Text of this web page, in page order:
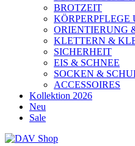
BROTZEIT
KÖRPERPFLEGE
ORIENTIERUNG
KLETTERN &
SICHERHEIT
EIS & SCHNEE
SOCKEN &
ACCESSOIRES
Kollektion 2026
Neu
Sale